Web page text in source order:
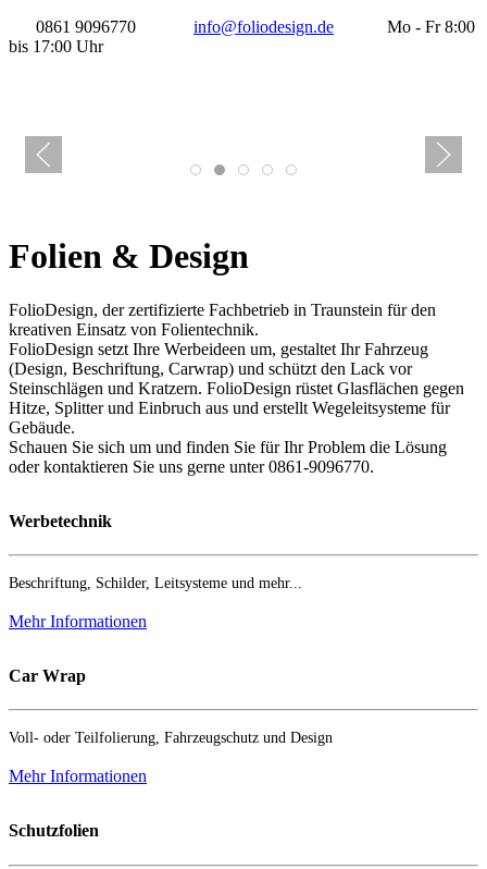
0861 9096770
info@foliodesign.de
Mo - Fr 8:00
bis 17:00 Uhr
Folien & Design
FolioDesign, der zertifizierte Fachbetrieb in Traunstein für den
kreativen Einsatz von Folientechnik.
FolioDesign setzt Ihre Werbeideen um, gestaltet Ihr Fahrzeug
(Design, Beschriftung, Carwrap) und schützt den Lack vor
Steinschlägen und Kratzern. FolioDesign rüstet Glasflächen gegen
Hitze, Splitter und Einbruch aus und erstellt Wegeleitsysteme für
Gebäude.
Schauen Sie sich um und finden Sie für Ihr Problem die Lösung
oder kontaktieren Sie uns gerne unter 0861-9096770.
Werbetechnik
Beschriftung, Schilder, Leitsysteme und mehr...
Mehr Informationen
Car Wrap
Voll- oder Teilfolierung, Fahrzeugschutz und Design
Mehr Informationen
Schutzfolien